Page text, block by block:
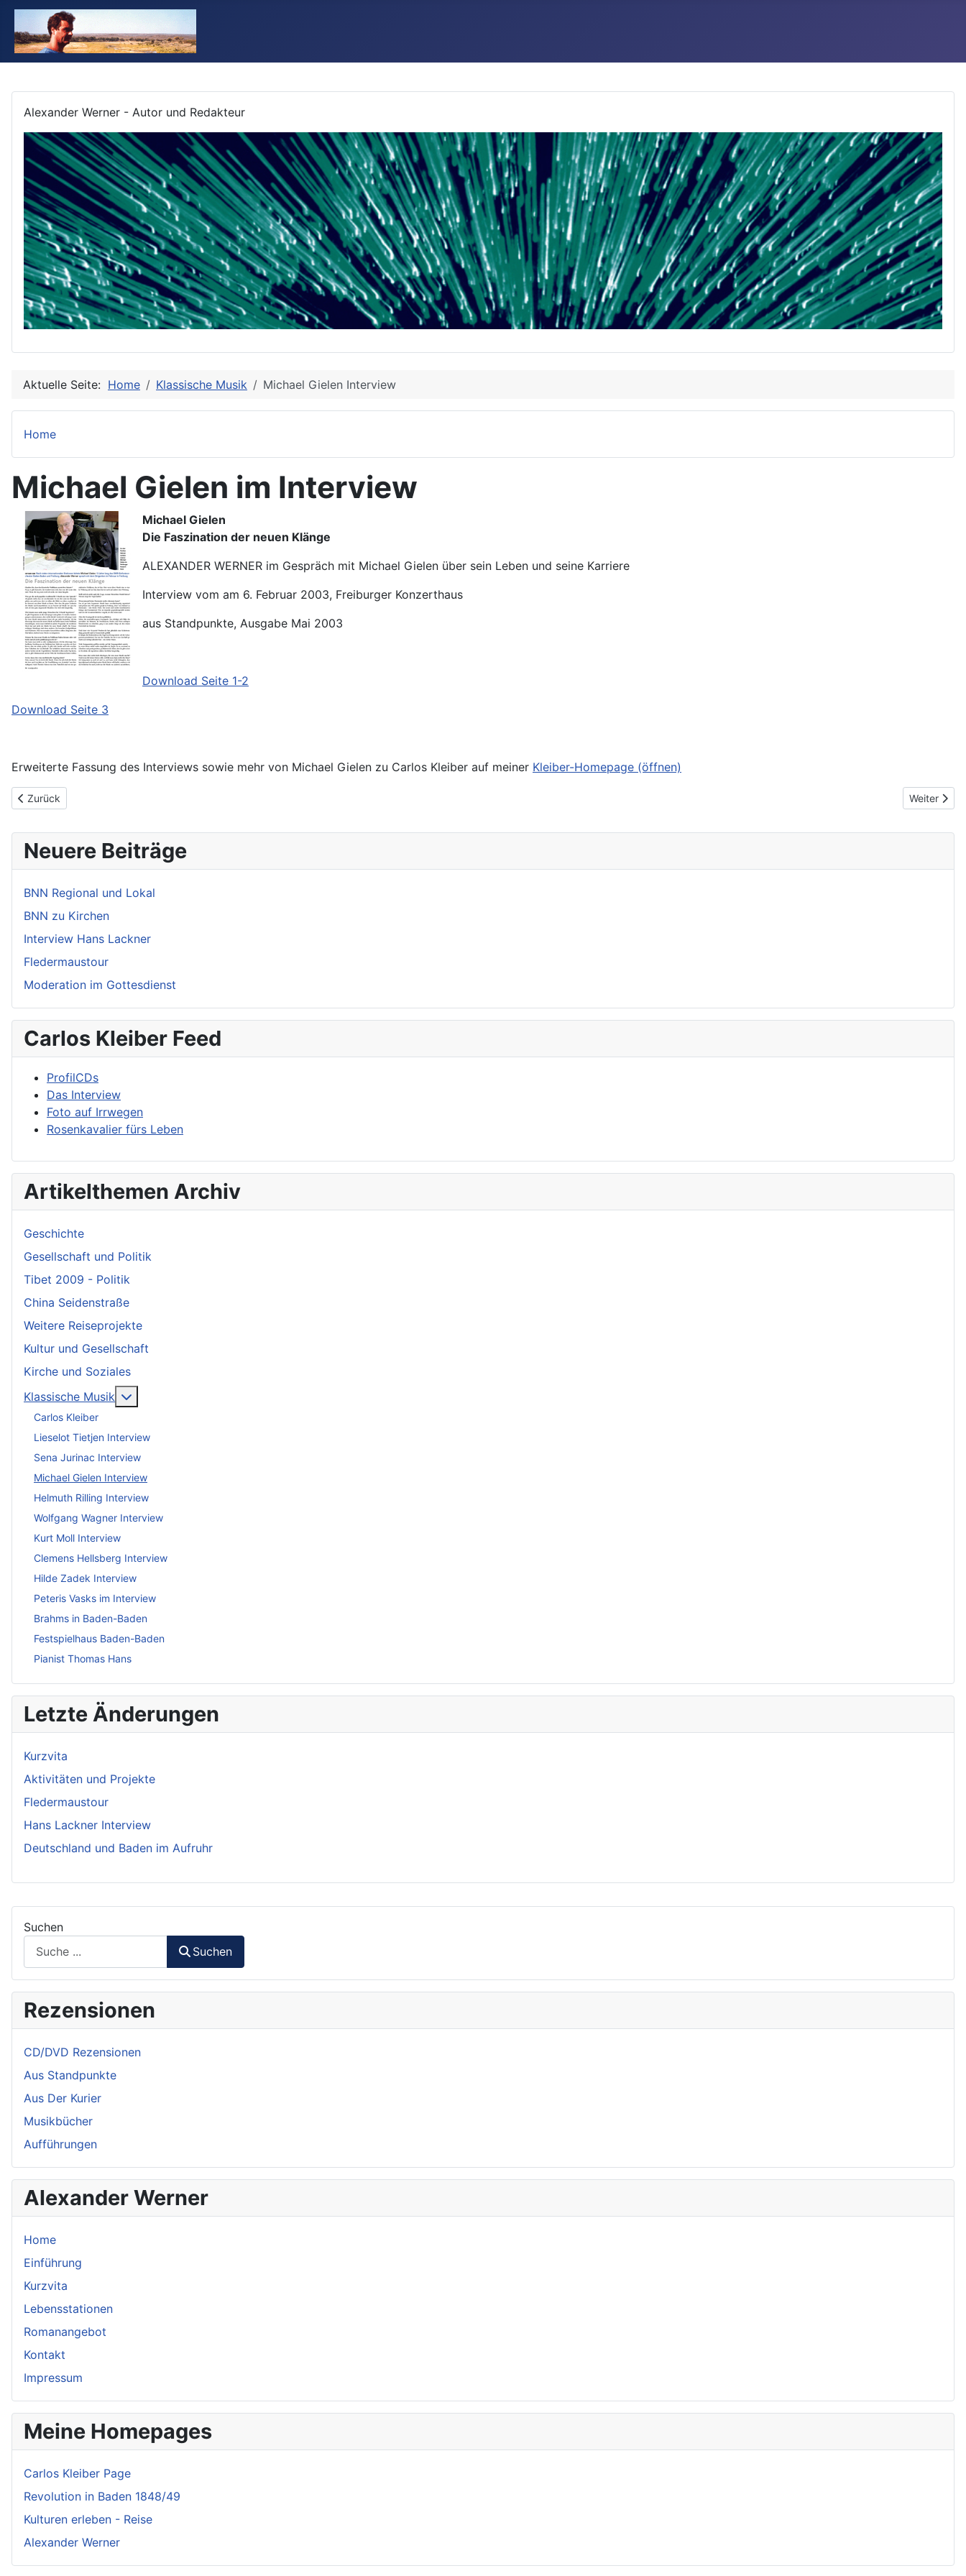
Alexander Werner - Autor und Redakteur
Suchen
Suchen
Rezensionen
CD/DVD Rezensionen
Aus Standpunkte
Aus Der Kurier
Musikbücher
Aufführungen
Alexander Werner
Home
Einführung
Kurzvita
Lebensstationen
Romanangebot
Kontakt
Impressum
Meine Homepages
Carlos Kleiber Page
Revolution in Baden 1848/49
Kulturen erleben - Reise
Alexander Werner
Aktuelle Seite: Home Klassische Musik Michael Gielen Interview
Home
Michael Gielen im Interview
Michael Gielen
Die Faszination der neuen Klänge
ALEXANDER WERNER im Gespräch mit Michael Gielen über sein Leben und seine Karriere
Interview vom am 6. Februar 2003, Freiburger Konzerthaus
aus Standpunkte, Ausgabe Mai 2003
Download Seite 1-2
Download Seite 3
Erweiterte Fassung des Interviews sowie mehr von Michael Gielen zu Carlos Kleiber auf meiner Kleiber-Homepage (öffnen)
Vorheriger Beitrag: Helmuth Rilling im Interview
Zurück Nächster
Weiter
Neuere Beiträge
BNN Regional und Lokal
BNN zu Kirchen
Interview Hans Lackner
Fledermaustour
Moderation im Gottesdienst
Carlos Kleiber Feed
ProfilCDs
Das Interview
Foto auf Irrwegen
Rosenkavalier fürs Leben
Artikelthemen Archiv
Geschichte
Gesellschaft und Politik
Tibet 2009 - Politik
China Seidenstraße
Weitere Reiseprojekte
Kultur und Gesellschaft
Kirche und Soziales
Klassische Musik
Carlos Kleiber
Lieselot Tietjen Interview
Sena Jurinac Interview
Michael Gielen Interview
Helmuth Rilling Interview
Wolfgang Wagner Interview
Kurt Moll Interview
Clemens Hellsberg Interview
Hilde Zadek Interview
Peteris Vasks im Interview
Brahms in Baden-Baden
Festspielhaus Baden-Baden
Pianist Thomas Hans
Letzte Änderungen
Kurzvita
Aktivitäten und Projekte
Fledermaustour
Hans Lackner Interview
Deutschland und Baden im Aufruhr